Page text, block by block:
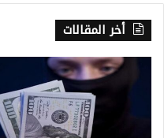
أخر المقالات